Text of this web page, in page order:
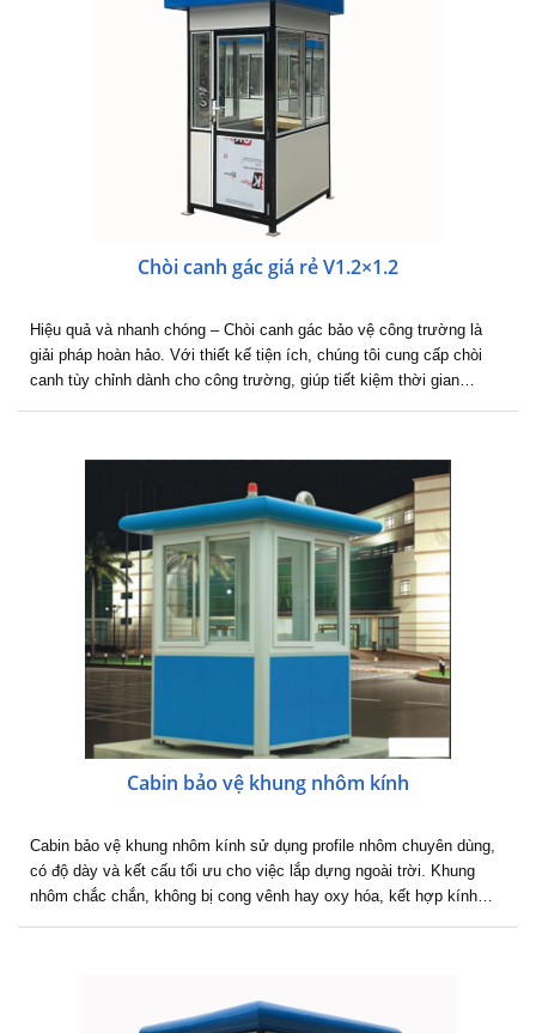
Chòi canh gác giá rẻ V1.2×1.2
Hiệu quả và nhanh chóng – Chòi canh gác bảo vệ công trường là
giải pháp hoàn hảo. Với thiết kế tiện ích, chúng tôi cung cấp chòi
canh tùy chỉnh dành cho công trường, giúp tiết kiệm thời gian…
Cabin bảo vệ khung nhôm kính
Cabin bảo vệ khung nhôm kính sử dụng profile nhôm chuyên dùng,
có độ dày và kết cấu tối ưu cho việc lắp dựng ngoài trời. Khung
nhôm chắc chắn, không bị cong vênh hay oxy hóa, kết hợp kính…